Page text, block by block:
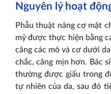
Nguyên lý hoạt
Phẫu thuật nâng cơ mặt
mỹ được thực hiện bằng
căng các mô và cơ dưới
chắc, căng mịn hơn. Bác
thường được giấu trong
tự nhiên của da, sau đó